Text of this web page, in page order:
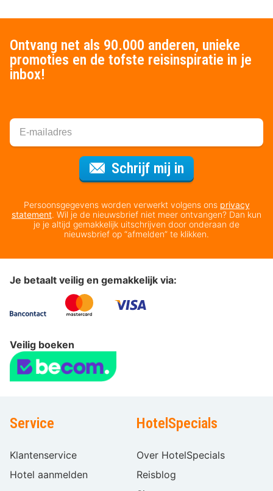
Ontvang net als 90.000 anderen, unieke
promoties en de tofste reisinspiratie in je
inbox!
Schrijf mij in
Persoonsgegevens worden verwerkt volgens ons privacy
statement. Wil je de nieuwsbrief niet meer ontvangen? Dan kun
je je altijd gemakkelijk uitschrijven door onderaan de
nieuwsbrief op “afmelden” te klikken.
Je betaalt veilig en gemakkelijk via:
Veilig boeken
Service
Klantenservice
Hotel aanmelden
HotelSpecials
Over HotelSpecials
Reisblog